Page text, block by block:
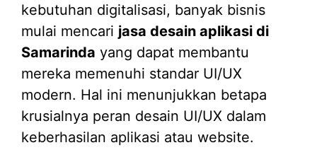
kebutuhan digitalisasi, banyak bisnis
mulai mencari jasa desain aplikasi di
Samarinda yang dapat membantu
mereka memenuhi standar UI/UX
modern. Hal ini menunjukkan betapa
krusialnya peran desain UI/UX dalam
keberhasilan aplikasi atau website.